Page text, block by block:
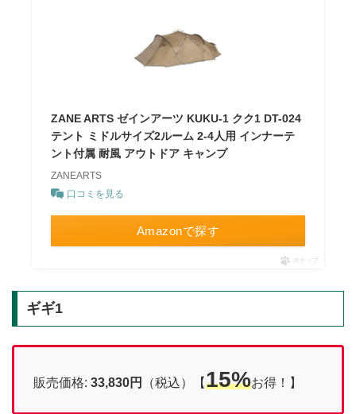
ZANE ARTS ゼインアーツ KUKU-1 クク1 DT-024
テント ミドルサイズ2ルーム 2-4人用 インナーテ
ント付属 耐風 アウトドア キャンプ
ZANEARTS
口コミを見る
Amazonで探す
ポチップ
ギギ1
販売価格: 33,830円 （税込）【15%お得！】